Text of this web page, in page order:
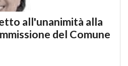
all'unanimità alla
del Comune